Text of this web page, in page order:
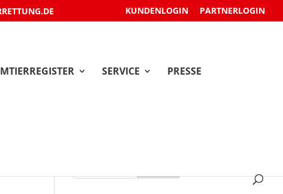
KUNDENLOGIN PARTNERLOGIN
SERVICE PRESSE